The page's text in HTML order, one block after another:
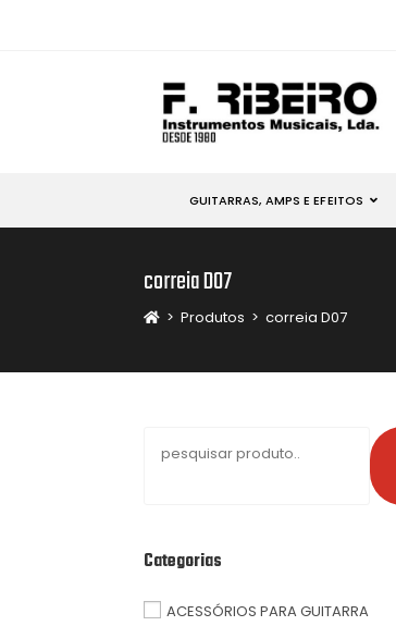
GUITARRAS, AMPS E EFEITOS
correia D07
> Produtos > correia D07
Categorias
ACESSÓRIOS PARA GUITARRA